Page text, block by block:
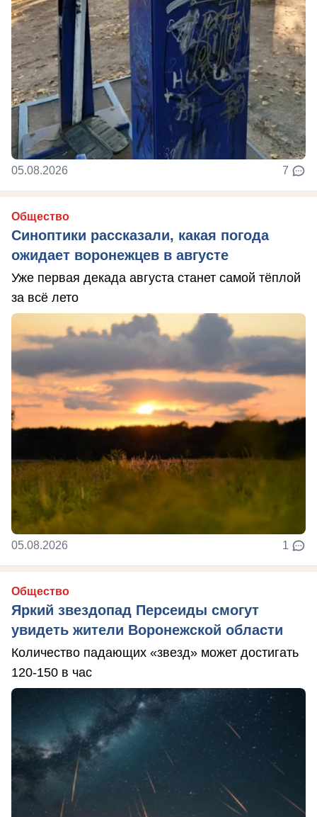
05.08.2026 7
Общество
Синоптики рассказали, какая погода
ожидает воронежцев в августе
Уже первая декада августа станет самой тёплой
за всё лето
05.08.2026 1
Общество
Яркий звездопад Персеиды смогут
увидеть жители Воронежской области
Количество падающих «звезд» может достигать
120-150 в час